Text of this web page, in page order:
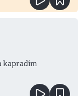
kapradím